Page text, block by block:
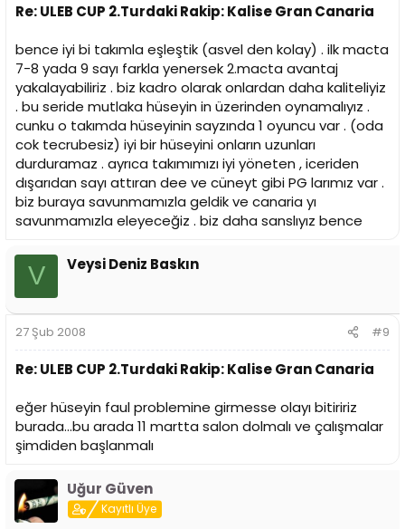
Re: ULEB CUP 2.Turdaki Rakip: Kalise Gran Canaria
bence iyi bi takımla eşleştik (asvel den kolay) . ilk macta
7-8 yada 9 sayı farkla yenersek 2.macta avantaj
yakalayabiliriz . biz kadro olarak onlardan daha kaliteliyiz
. bu seride mutlaka hüseyin in üzerinden oynamalıyız .
cunku o takımda hüseyinin sayzında 1 oyuncu var . (oda
cok tecrubesiz) iyi bir hüseyini onların uzunları
durduramaz . ayrıca takımımızı iyi yöneten , iceriden
dışarıdan sayı attıran dee ve cüneyt gibi PG larımız var .
biz buraya savunmamızla geldik ve canaria yı
savunmamızla eleyeceğiz . biz daha sanslıyız bence
V Veysi Deniz Baskın
27 Şub 2008 #9
Re: ULEB CUP 2.Turdaki Rakip: Kalise Gran Canaria
eğer hüseyin faul problemine girmesse olayı bitiririz
burada...bu arada 11 martta salon dolmalı ve çalışmalar
şimdiden başlanmalı
Uğur Güven
Kayıtlı Üye